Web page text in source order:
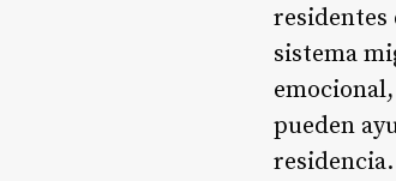
residentes
sistema
pueden